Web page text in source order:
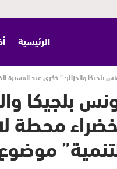
الرئيسية
بلجيكا والجزائر: ” ذكرى عيد
بلجيكا
محطة